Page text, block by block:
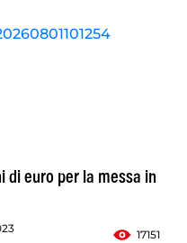
di euro per la messa in
17151